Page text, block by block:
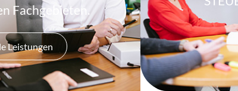
Fachgebieten.
Leistungen